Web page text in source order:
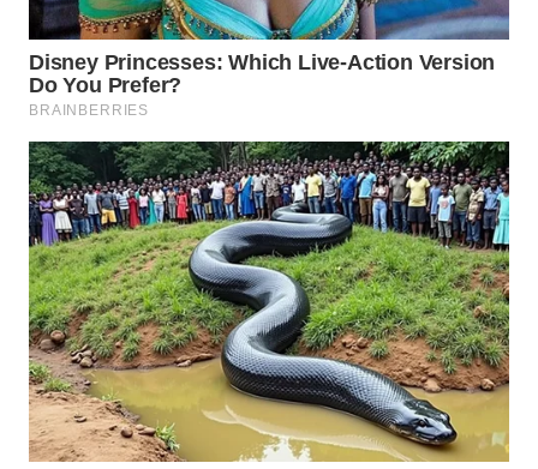
BEKASI
WN
BOGOR
WN
DEPOK
WN
TAPANULI
UTARA
WN
SAMOSIR
WN